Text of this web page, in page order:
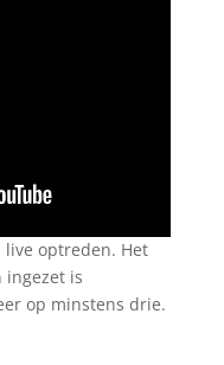
optreden. Het
ingezet is
op minstens drie.